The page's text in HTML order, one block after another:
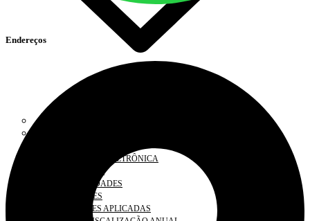
FISCALIZAÇÃO ELETRÔNICA
IRREGULARIDADES
SOLICITAÇÕES
PENALIDADES APLICADAS
Endereços